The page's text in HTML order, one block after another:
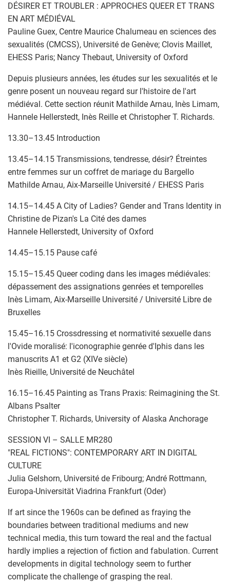
DÉSIRER ET TROUBLER : APPROCHES QUEER ET TRANS
EN ART MÉDIÉVAL
Pauline Guex, Centre Maurice Chalumeau en sciences des
sexualités (CMCSS), Université de Genève; Clovis Maillet,
EHESS Paris; Nancy Thebaut, University of Oxford
Depuis plusieurs années, les études sur les sexualités et le
genre posent un nouveau regard sur l'histoire de l'art
médiéval. Cette section réunit Mathilde Arnau, Inès Limam,
Hannele Hellerstedt, Inès Reille et Christopher T. Richards.
13.30–13.45 Introduction
13.45–14.15 Transmissions, tendresse, désir? Étreintes
entre femmes sur un coffret de mariage du Bargello
Mathilde Arnau, Aix-Marseille Université / EHESS Paris
14.15–14.45 A City of Ladies? Gender and Trans Identity in
Christine de Pizan's La Cité des dames
Hannele Hellerstedt, University of Oxford
14.45–15.15 Pause café
15.15–15.45 Queer coding dans les images médiévales:
dépassement des assignations genrées et temporelles
Inès Limam, Aix-Marseille Université / Université Libre de
Bruxelles
15.45–16.15 Crossdressing et normativité sexuelle dans
l'Ovide moralisé: l'iconographie genrée d'Iphis dans les
manuscrits A1 et G2 (XIVe siècle)
Inès Rieille, Université de Neuchâtel
16.15–16.45 Painting as Trans Praxis: Reimagining the St.
Albans Psalter
Christopher T. Richards, University of Alaska Anchorage
SESSION VI – SALLE MR280
"REAL FICTIONS": CONTEMPORARY ART IN DIGITAL
CULTURE
Julia Gelshorn, Université de Fribourg; André Rottmann,
Europa-Universität Viadrina Frankfurt (Oder)
If art since the 1960s can be defined as fraying the
boundaries between traditional mediums and new
technical media, this turn toward the real and the factual
hardly implies a rejection of fiction and fabulation. Current
developments in digital technology seem to further
complicate the challenge of grasping the real.